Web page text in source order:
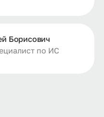
Борисович
по ИС